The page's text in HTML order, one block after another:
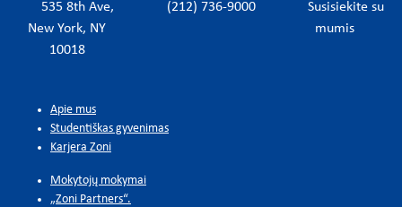
535 8th Ave,
New York, NY
10018
(212) 736-9000
Susisiekite su
mumis
Apie mus
Studentiškas gyvenimas
Karjera Zoni
Mokytojų mokymai
„Zoni Partners“.